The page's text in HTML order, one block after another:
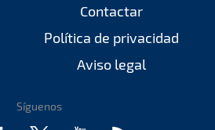
Contactar
Política de privacidad
Aviso legal
Síguenos